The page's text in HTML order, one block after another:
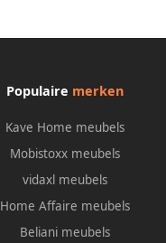
Populaire merken
Kave Home meubels
Mobistoxx meubels
vidaxl meubels
Home Affaire meubels
Beliani meubels